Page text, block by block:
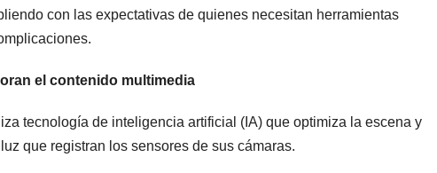
con las expectativas de quienes necesitan herramientas
el contenido multimedia
tecnología de inteligencia artificial (IA) que optimiza la escena y
que registran los sensores de sus cámaras.